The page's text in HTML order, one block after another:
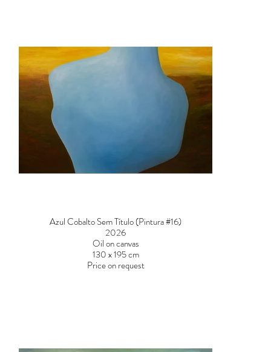
Azul Cobalto Sem Título (Pintura #16)
2026
Oil on canvas
130 x 195 cm
Price on request